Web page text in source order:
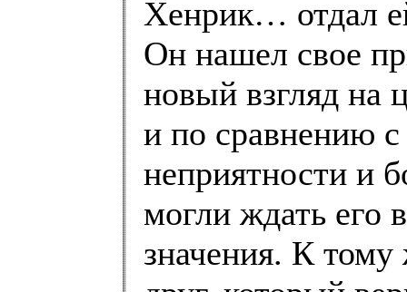
Хенрик… отдал
Он нашел свое
новый взгляд на
и по сравнению
неприятности и
могли ждать его
значения. К